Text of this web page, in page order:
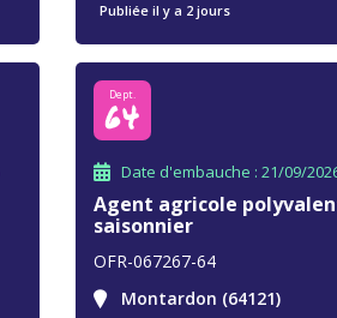
Publiée il y a 2 jours
Dept.
64
Date d'embauche : 21/09/
Agent agricole
saisonnier
OFR-067267-64
Montardon (64121)